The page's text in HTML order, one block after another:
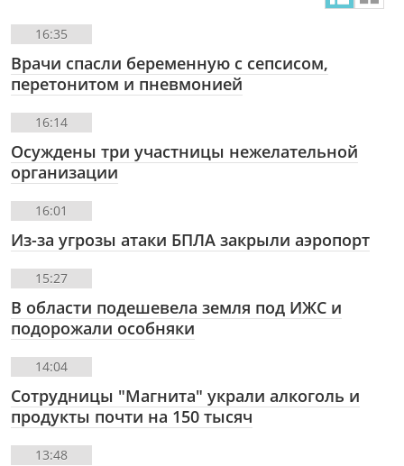
16:35
Врачи спасли беременную с сепсисом,
перетонитом и пневмонией
16:14
Осуждены три участницы нежелательной
организации
16:01
Из-за угрозы атаки БПЛА закрыли аэропорт
15:27
В области подешевела земля под ИЖС и
подорожали особняки
14:04
Сотрудницы "Магнита" украли алкоголь и
продукты почти на 150 тысяч
13:48